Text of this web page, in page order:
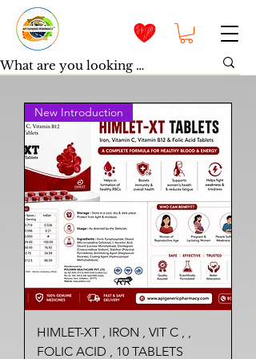
New Introduction
HIMLET-XT , IRON , VIT C , ,
FOLIC ACID , 10 TABLETS